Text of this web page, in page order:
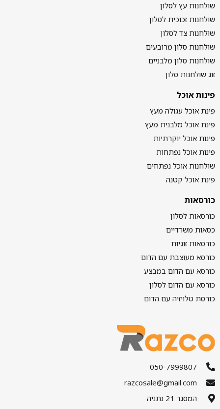
שולחנות עץ לסלון
שולחנות זכוכית לסלון
שולחנות צד לסלון
שולחנות סלון מרובעים
שולחנות סלון מלבניים
זוג שולחנות סלון
פינות אוכל
פינת אוכל עגולה מעץ
פינת אוכל מלבנית מעץ
פינות אוכל יוקרתיות
פינות אוכל נפתחות
שולחנות אוכל נפתחים
פינת אוכל קטנה
כורסאות
כורסאות לסלון
כסאות משרדיים
כורסאות זוגיות
כורסא מעוצבת עם הדום
כורסא עם הדום במבצע
כורסא עם הדום לסלון
כורסת טלויזיה עם הדום
050-7999807
razcosale@gmail.com
המסגר 21 נתניה